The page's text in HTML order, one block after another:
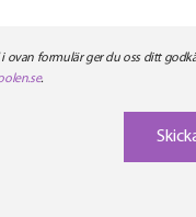
ovan formulär ger du oss ditt
.